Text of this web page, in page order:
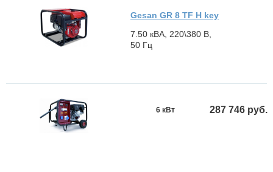
Gesan GR 8 TF H key
7.50 кВА, 220\380 В,
50 Гц
287 746 руб.
6 кВт